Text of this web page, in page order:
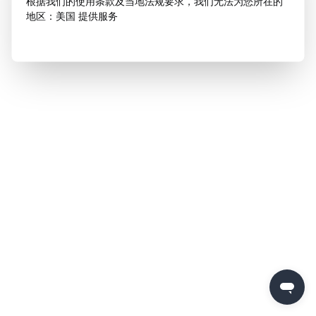
地区：美国 提供服务